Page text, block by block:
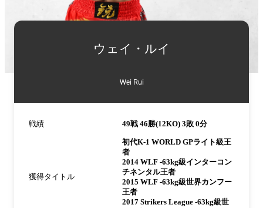
ウェイ・ルイ
Wei Rui
戦績 49戦 46勝(12KO) 3敗 0分
獲得タイトル
初代K-1 WORLD GPライト級王
者
2014 WLF -63kg級インターコン
チネンタル王者
2015 WLF -63kg級世界カンフー
王者
2017 Strikers League -63kg級世